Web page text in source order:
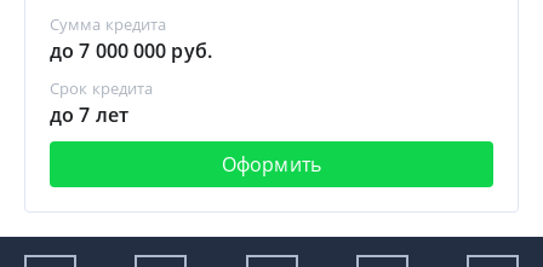
Сумма кредита
до 7 000 000 руб.
Срок кредита
до 7 лет
Оформить